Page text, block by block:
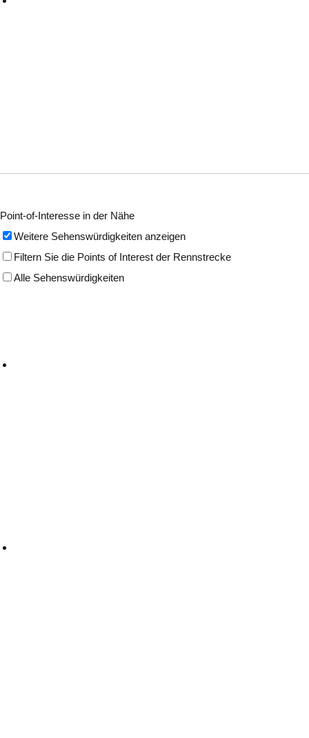
Point-of-Interesse in der Nähe
Weitere Sehenswürdigkeiten anzeigen
Filtern Sie die Points of Interest der Rennstrecke
Alle Sehenswürdigkeiten